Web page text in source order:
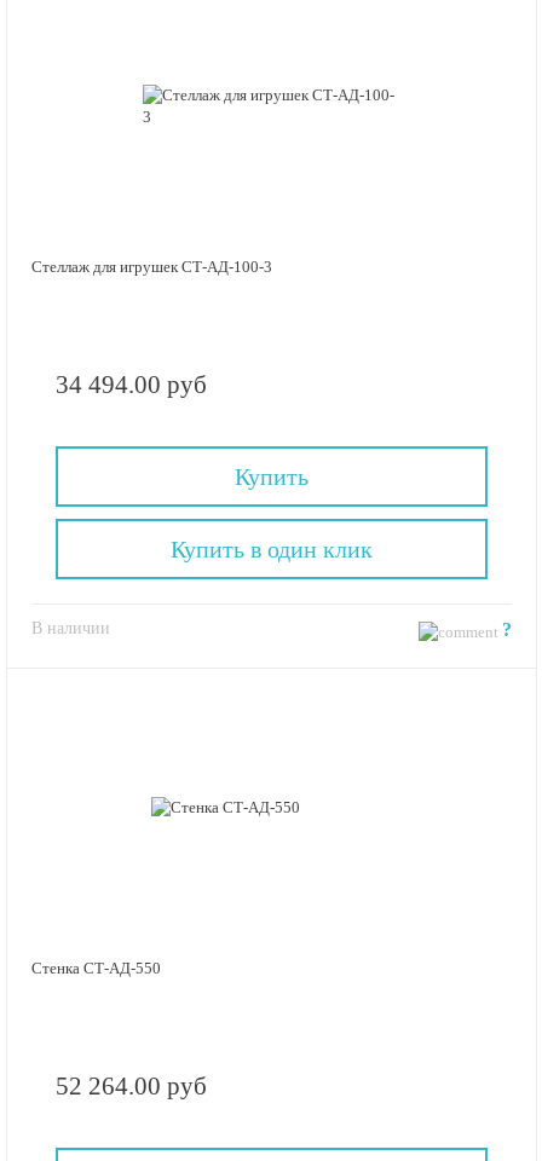
Стеллаж для игрушек СТ-АД-100-3
34 494.00 руб
Купить
В наличии ?
Купить в один клик
Стенка СТ-АД-550
52 264.00 руб